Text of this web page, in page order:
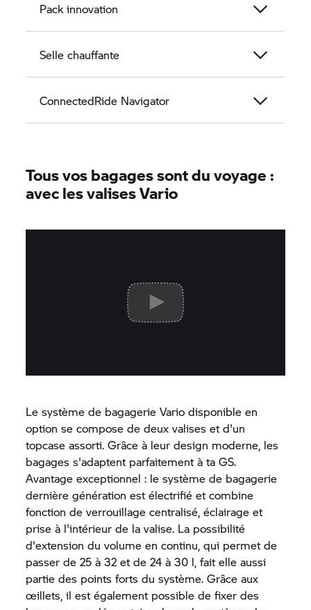
Pack innovation
Selle chauffante
ConnectedRide Navigator
Tous vos bagages sont du voyage :
avec les valises Vario
Le système de bagagerie Vario disponible en
option se compose de deux valises et d'un
topcase assorti. Grâce à leur design moderne, les
bagages s'adaptent parfaitement à ta GS.
Avantage exceptionnel : le système de bagagerie
dernière génération est électrifié et combine
fonction de verrouillage centralisé, éclairage et
prise à l'intérieur de la valise. La possibilité
d'extension du volume en continu, qui permet de
passer de 25 à 32 et de 24 à 30 l, fait elle aussi
partie des points forts du système. Grâce aux
œillets, il est également possible de fixer des